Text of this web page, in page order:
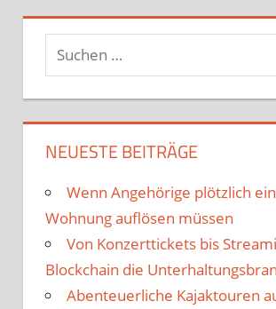
NEUESTE BEITRÄGE
Wenn Angehörige plötzlich
Wohnung auflösen müssen
Von Konzerttickets bis
Blockchain die
Abenteuerliche Kajaktouren